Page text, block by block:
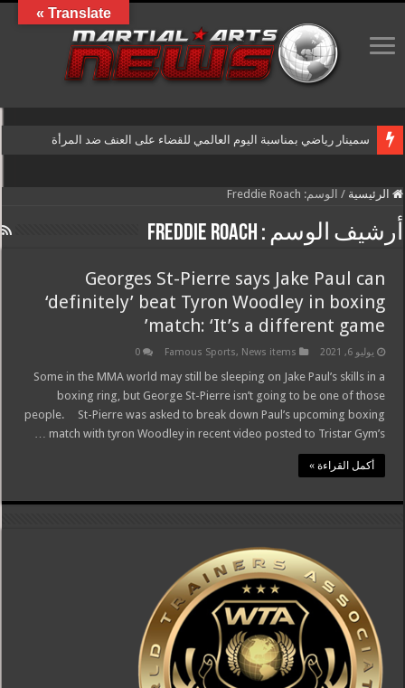
سمينار رياضي بمناسبة اليوم العالمي للقضاء على العنف ضد المرأة
الرئيسية / الوسم: Freddie Roach
أرشيف الوسم : Freddie Roach
Georges St-Pierre says Jake Paul can
‘definitely’ beat Tyron Woodley in boxing
match: ‘It’s a different game’
يوليو 6, 2021 Famous Sports, News items
0
Some in the MMA world may still be sleeping on Jake Paul’s skills in a
boxing ring, but George St-Pierre isn’t going to be one of those
people. St-Pierre was asked to break down Paul’s upcoming boxing
match with tyron Woodley in recent video posted to Tristar Gym’s …
أكمل القراءة »
Translate »